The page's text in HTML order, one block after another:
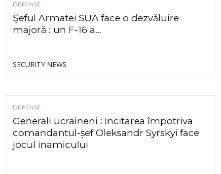
DEFENSE
Şeful Armatei SUA face o dezvăluire
majoră : un F-16 a...
SECURITY NEWS
DEFENSE
Generali ucraineni : Incitarea împotriva
comandantul-șef Oleksandr Syrskyi face
jocul inamicului